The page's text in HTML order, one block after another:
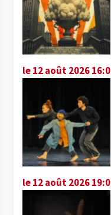
le 12 août 2026
le 12 août 2026